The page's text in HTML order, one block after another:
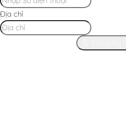
Địa chỉ